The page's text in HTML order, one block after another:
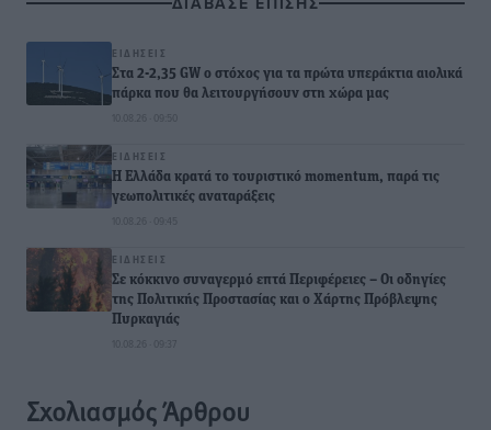
ΕΙΔΉΣΕΙΣ
Στα 2-2,35 GW ο στόχος για τα πρώτα υπεράκτια αιολικά
πάρκα που θα λειτουργήσουν στη χώρα μας
ΕΙΔΉΣΕΙΣ
Η Ελλάδα κρατά το τουριστικό momentum, παρά τις
γεωπολιτικές αναταράξεις
10.08.26 · 09:45
ΕΙΔΉΣΕΙΣ
Σε κόκκινο συναγερμό επτά Περιφέρειες – Οι οδηγίες
της Πολιτικής Προστασίας και ο Χάρτης Πρόβλεψης
Πυρκαγιάς
10.08.26 · 09:37
Σχολιασμός Άρθρου